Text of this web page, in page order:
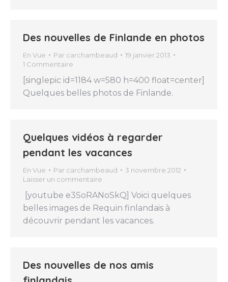
Des nouvelles de Finlande en photos
En Vue Par carchambeaud
19 janvier 2013
1 Commentaire
[singlepic id=1184 w=580 h=400 float=center]
Quelques belles photos de Finlande.
Quelques vidéos à regarder
pendant les vacances
En Vue Par carchambeaud
3 novembre 2012
Laisser un commentaire
[youtube e3SoRANoSkQ] Voici quelques
belles images de Requin finlandais à
découvrir pendant les vacances.
Des nouvelles de nos amis